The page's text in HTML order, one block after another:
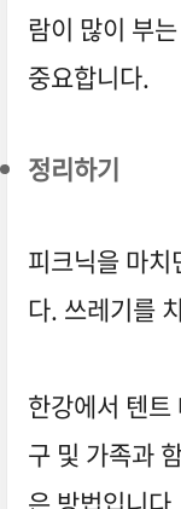
람이 많이 부
중요합니다.
정리하기
피크닉을 마
다. 쓰레기를
한강에서 텐
구 및 가족과